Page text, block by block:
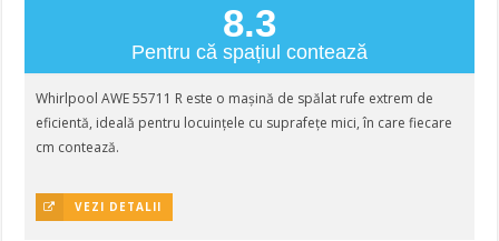
8.3
Pentru că spațiul contează
Whirlpool AWE 55711 R este o mașină de spălat rufe extrem de
eficientă, ideală pentru locuințele cu suprafețe mici, în care fiecare
cm contează.
VEZI DETALII